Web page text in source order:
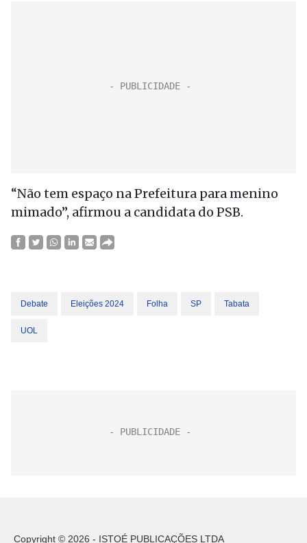
“Não tem espaço na Prefeitura para menino
mimado”, afirmou a candidata do PSB.
Debate Eleições 2024 Folha SP Tabata
UOL
Copyright © 2026 - ISTOÉ PUBLICAÇÕES LTDA